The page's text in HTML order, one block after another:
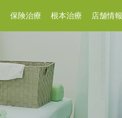
保険治療 根本治療 店舗情報